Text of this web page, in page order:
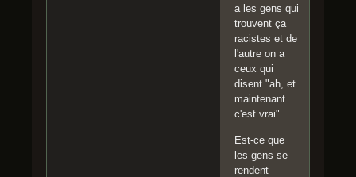
a les gens qui
trouvent ça
racistes et de
l'autre on a
ceux qui
disent "ah, et
maintenant
c'est vrai".
Est-ce que
les gens se
rendent